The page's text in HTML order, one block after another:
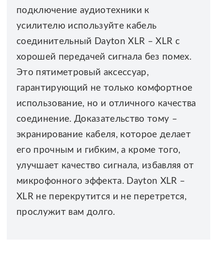
подключение аудиотехники к
усилителю используйте кабель
соединительный Dayton XLR – XLR с
хорошей передачей сигнала без помех.
Это пятиметровый аксессуар,
гарантирующий не только комфортное
использование, но и отличного качества
соединение. Доказательство тому –
экранирование кабеля, которое делает
его прочным и гибким, а кроме того,
улучшает качество сигнала, избавляя от
микрофонного эффекта. Dayton XLR –
XLR не перекрутится и не перетрется,
прослужит вам долго.